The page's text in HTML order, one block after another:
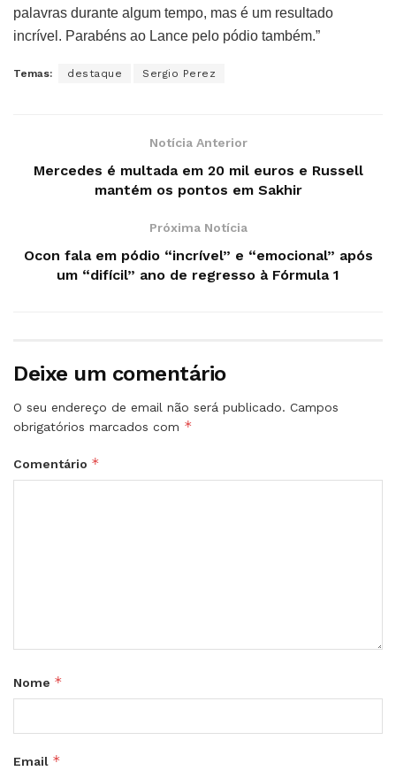
palavras durante algum tempo, mas é um resultado
incrível. Parabéns ao Lance pelo pódio também.”
Temas: destaque Sergio Perez
Notícia Anterior
Mercedes é multada em 20 mil euros e Russell
mantém os pontos em Sakhir
Próxima Notícia
Ocon fala em pódio “incrível” e “emocional” após
um “difícil” ano de regresso à Fórmula 1
Deixe um comentário
O seu endereço de email não será publicado. Campos
obrigatórios marcados com *
Comentário *
Nome *
Email *